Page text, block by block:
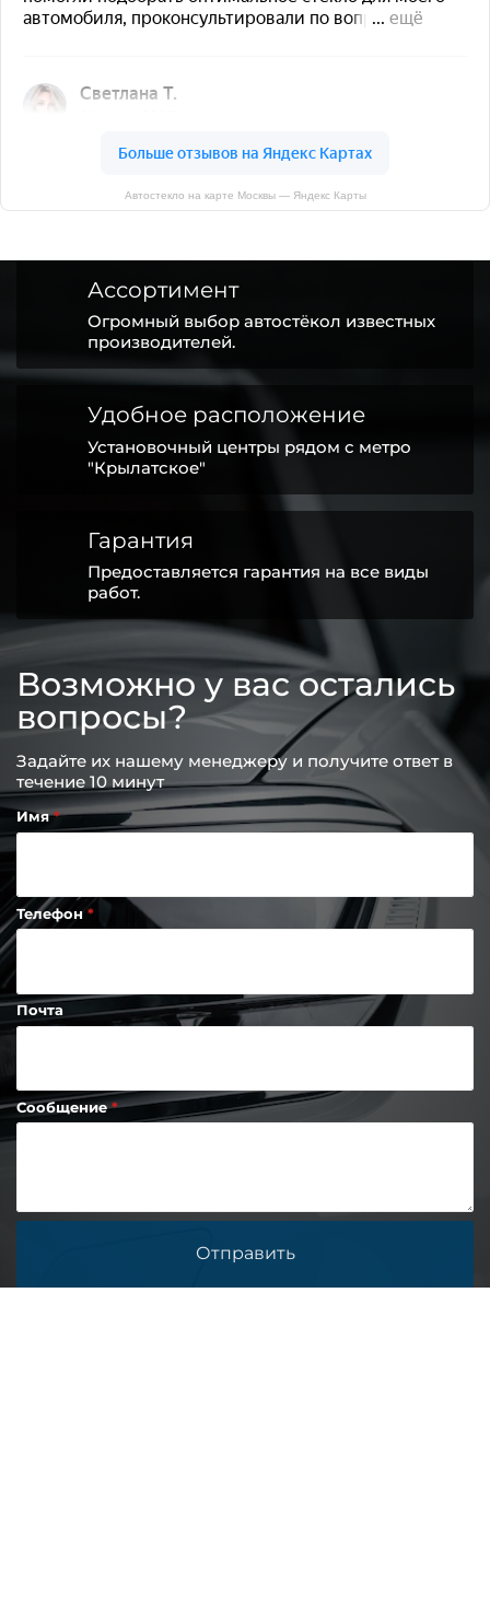
Автостекло на карте Москвы — Яндекс Карты
Ассортимент
Огромный выбор автостёкол известных
производителей.
Удобное расположение
Установочный центры рядом с метро
"Крылатское"
Гарантия
Предоставляется гарантия на все виды
работ.
Возможно у вас остались
вопросы?
Задайте их нашему менеджеру и получите ответ в
течение 10 минут
Имя
Телефон
Почта
Сообщение